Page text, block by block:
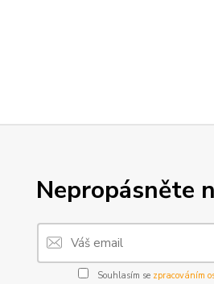
Nepropásněte
Souhlasím se zpracováním